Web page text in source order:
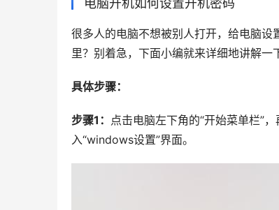
电脑开机如何设置开机密码
很多人的电脑不想被别人打开，给电脑
里？别着急，下面小编就来详细地讲解一
具体步骤：
步骤1： 点击电脑左下角的“开始菜单栏”
入“windows设置”界面。